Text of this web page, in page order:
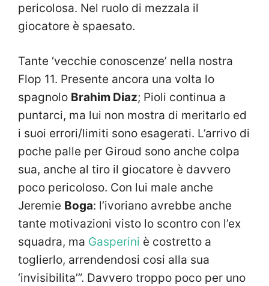
pericolosa. Nel ruolo di mezzala il
giocatore è spaesato.
Tante ‘vecchie conoscenze’ nella nostra
Flop 11. Presente ancora una volta lo
spagnolo Brahim Diaz; Pioli continua a
puntarci, ma lui non mostra di meritarlo ed
i suoi errori/limiti sono esagerati. L’arrivo di
poche palle per Giroud sono anche colpa
sua, anche al tiro il giocatore è davvero
poco pericoloso. Con lui male anche
Jeremie Boga: l’ivoriano avrebbe anche
tante motivazioni visto lo scontro con l’ex
squadra, ma Gasperini è costretto a
toglierlo, arrendendosi cosi alla sua
‘invisibilita’”. Davvero troppo poco per uno